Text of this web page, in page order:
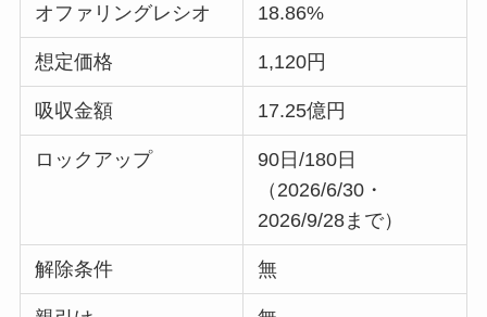
オファリングレシオ 18.86%
想定価格 1,120円
吸収金額 17.25億円
ロックアップ
90日/180日
（2026/6/30・
2026/9/28まで）
解除条件 無